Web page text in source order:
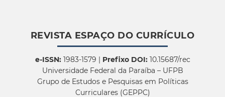
REVISTA ESPAÇO DO CURRÍCULO
e-ISSN:1983-1579 | Prefixo DOI:10.15687/rec
Universidade Federal da Paraíba – UFPB
Grupo de Estudos e Pesquisas em Políticas
Curriculares (GEPPC)